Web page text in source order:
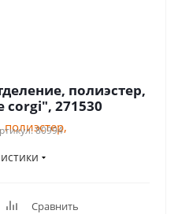
полиэстер,
corgi", 271530
80994
Сравнить